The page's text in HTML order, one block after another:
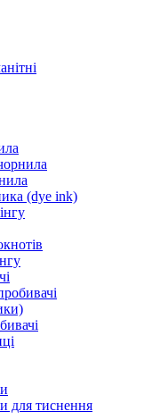
(dye ink)
для тиснення